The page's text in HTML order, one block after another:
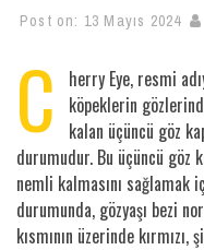
Post on: 13 Mayıs 2024
C
herry Eye, resmi
köpeklerin
kalan üçüncü göz
durumudur. Bu üçüncü göz
nemli kalmasını sağlamak
durumunda, gözyaşı bezi
kısmının üzerinde